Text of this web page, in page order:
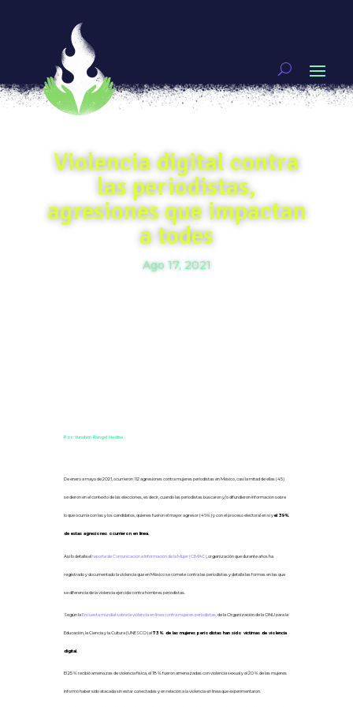
Violencia digital contra
las periodistas,
agresiones que impactan
a todes
Ago 17, 2021
Por: Yunuhen Rangel Medina
De enero a mayo de 2021, ocurrieron 112 agresiones contra mujeres periodistas en México, casi la mitad de ellas (45)
se dieron en el contexto de las elecciones, es decir, cuando las periodistas buscaron y/o difundieron información sobre
lo que ocurría con las y los candidatos, quienes fueron el mayor agresor (46%) y con el proceso electoral en sí yel 39%
de estas agresiones ocurrieron en línea.
Así lo detalla elreporte de Comunicación e Información de la Mujer (CIMAC), organización que durante años ha
registrado y documentado la violencia que en México se comete contra las periodistas y detalla las formas en las que
se diferencía de la violencia ejercida contra hombres periodistas.
Según laEncuesta mundial sobre la violencia en línea contra mujeres periodistas, de la Organización de la ONU para la
Educación, la Ciencia y la Cultura (UNESCO) el73% de las mujeres periodistas han sido víctimas de violencia
digital.
El 25 % recibió amenazas de violencia física, el 18 % fueron amenazadas con violencia sexual y el 20 % de las mujeres
informó haber sido atacada sin estar conectadas y en relación a la violencia en línea que experimentaron.